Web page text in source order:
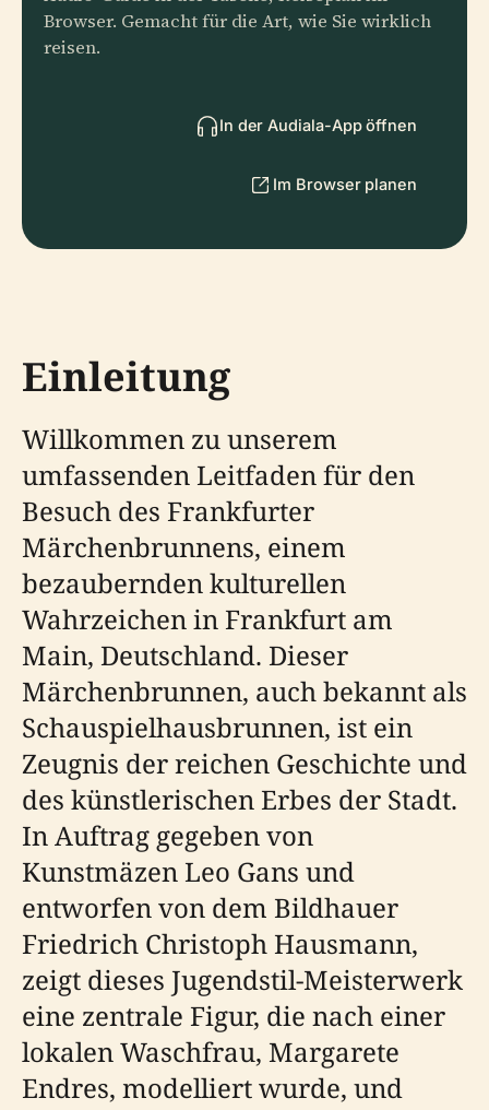
Browser. Gemacht für die Art, wie Sie wirklich
reisen.
In der Audiala-App öffnen
Im Browser planen
Einleitung
Willkommen zu unserem
umfassenden Leitfaden für den
Besuch des Frankfurter
Märchenbrunnens, einem
bezaubernden kulturellen
Wahrzeichen in Frankfurt am
Main, Deutschland. Dieser
Märchenbrunnen, auch bekannt als
Schauspielhausbrunnen, ist ein
Zeugnis der reichen Geschichte und
des künstlerischen Erbes der Stadt.
In Auftrag gegeben von
Kunstmäzen Leo Gans und
entworfen von dem Bildhauer
Friedrich Christoph Hausmann,
zeigt dieses Jugendstil-Meisterwerk
eine zentrale Figur, die nach einer
lokalen Waschfrau, Margarete
Endres, modelliert wurde, und